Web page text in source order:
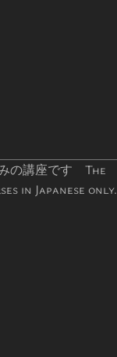
の講座です The
in Japanese only.